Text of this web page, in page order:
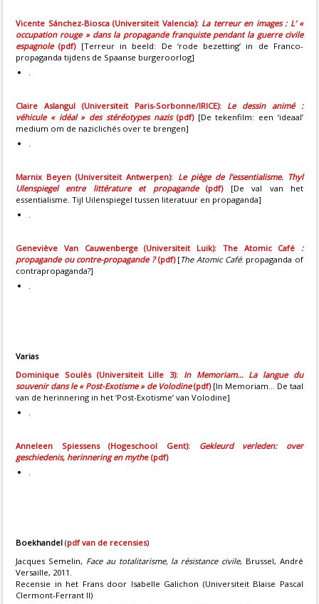
Vicente Sánchez-Biosca (Universiteit Valencia): La terreur en images : L’ «
occupation rouge » dans la propagande franquiste pendant la guerre civile
espagnole(pdf) [Terreur in beeld: De ‘rode bezetting’ in de Franco-
propaganda tijdens de Spaanse burgeroorlog]
.
Claire Aslangul (Universiteit Paris-Sorbonne/IRICE): Le dessin animé :
véhicule « idéal » des stéréotypes nazis (pdf) [De tekenfilm: een ‘ideaal’
medium om de naziclichés over te brengen]
.
Marnix Beyen (Universiteit Antwerpen): Le piège de l’essentialisme. Thyl
Ulenspiegel entre littérature et propagande(pdf)[De val van het
essentialisme. Tijl Uilenspiegel tussen literatuur en propaganda]
.
Geneviève Van Cauwenberge (Universiteit Luik): The Atomic Café :
propagande ou contre-propagande ?(pdf)[The Atomic Café: propaganda of
contrapropaganda?]
.
Varias
Dominique Soulès (Universiteit Lille 3): In Memoriam… La langue du
souvenir dans le « Post-Exotisme » de Volodine(pdf) [In Memoriam… De taal
van de herinnering in het ‘Post-Exotisme’ van Volodine]
.
Anneleen Spiessens (Hogeschool Gent): Gekleurd verleden: over
geschiedenis, herinnering en mythe (pdf)
.
Boekhandel (pdf van de recensies)
Jacques Semelin, Face au totalitarisme, la résistance civile, Brussel, André
Versaille, 2011.
Recensie in het Frans door Isabelle Galichon (Universiteit Blaise Pascal
Clermont-Ferrant II)